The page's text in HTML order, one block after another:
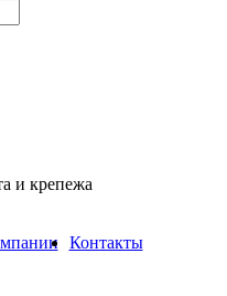
и крепежа
Контакты